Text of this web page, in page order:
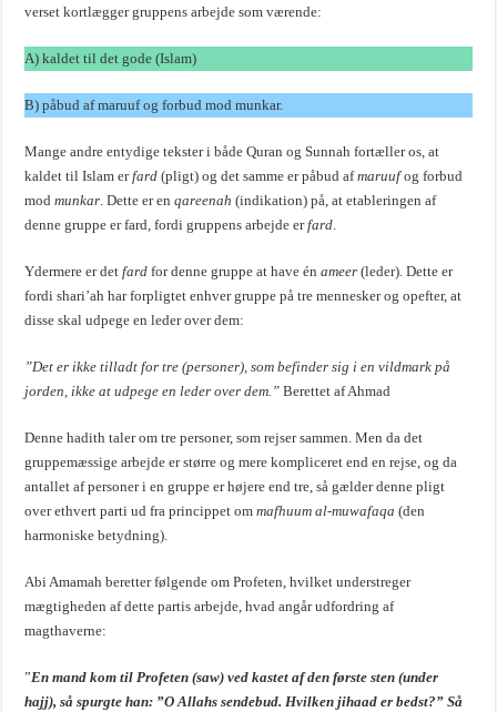
verset kortlægger gruppens arbejde som værende:
A) kaldet til det gode (Islam)
B) påbud af maruuf og forbud mod munkar.
Mange andre entydige tekster i både Quran og Sunnah fortæller os, at
kaldet til Islam erfard (pligt) og det samme er påbud afmaruufog forbud
modmunkar . Dette er enqareenah (indikation) på, at etableringen af
denne gruppe er fard, fordi gruppens arbejde erfard
Ydermere er detfard for denne gruppe at have énameer (leder). Dette er
fordi shari’ah har forpligtet enhver gruppe på tre mennesker og opefter, at
disse skal udpege en leder over dem:
”Det er ikke tilladt for tre (personer), som befinder sig i en vildmark på
jorden, ikke at udpege en leder over dem.”Berettet af Ahmad
Denne hadith taler om tre personer, som rejser sammen. Men da det
gruppemæssige arbejde er større og mere kompliceret end en rejse, og da
antallet af personer i en gruppe er højere end tre, så gælder denne pligt
over ethvert parti ud fra princippet ommafhuum al-muwafaqa (den
harmoniske betydning).
Abi Amamah beretter følgende om Profeten, hvilket understreger
mægtigheden af dette partis arbejde, hvad angår udfordring af
magthaverne:
”En mand kom til Profeten (saw) ved kastet af den første sten (under
hajj), så spurgte han: ”O Allahs sendebud. Hvilken jihaad er bedst?” Så